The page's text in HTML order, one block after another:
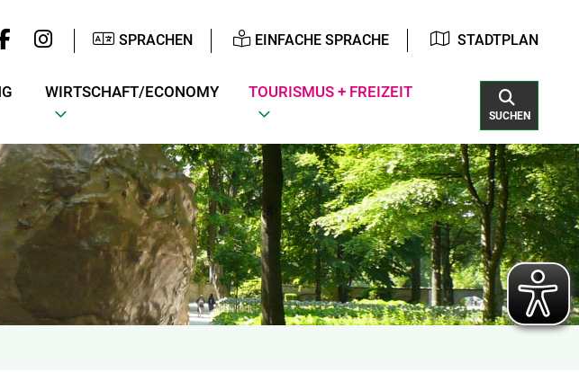
SPRACHEN EINFACHE SPRACHE STADTPLAN
WIRTSCHAFT/ECONOMY TOURISMUS + FREIZEIT
SUCHEN